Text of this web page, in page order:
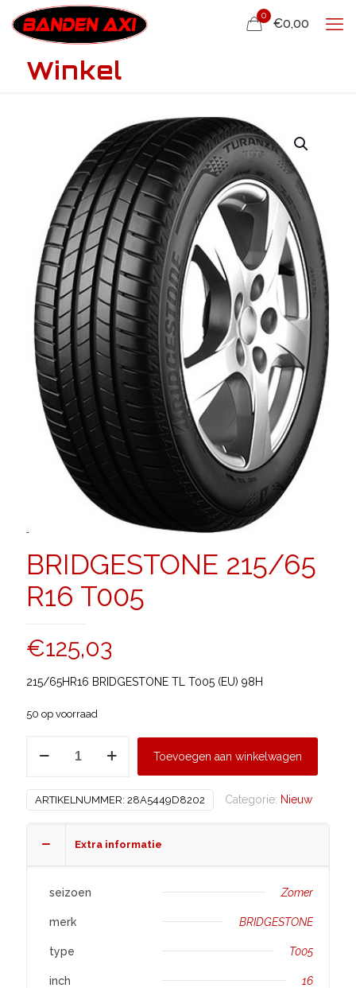
0
€0,00
Winkel
BRIDGESTONE 215/65
R16 T005
€125,03
215/65HR16 BRIDGESTONE TL T005 (EU) 98H
50 op voorraad
T005
Toevoegen aan winkelwagen
ARTIKELNUMMER: 28A5449D8202 Categorie: Nieuw
Extra informatie
seizoen Zomer
merk BRIDGESTONE
type T005
inch 16